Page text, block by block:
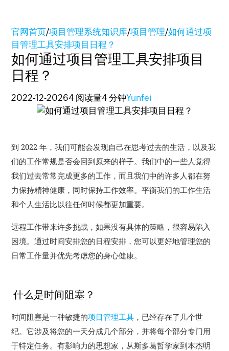
官网首页/项目管理系统知识库/项目管理/如何通过项
目管理工具安排项目日程？
如何通过项目管理工具安排项目
日程？
2022-12-20264 阅读量4 分钟Yunfei
到 2022 年，我们可能会发现自己在思考过去的生活，以及我
们的工作常规是否会回到原来的样子。我们中的一些人觉得
我们过去常常完成更多的工作，而且我们中的许多人都在努
力保持精神健康，同时保持工作效率。平衡我们的工作生活
和个人生活比以往任何时候都更加重要。
远程工作带来许多挑战，如果没有具体的策略，很容易陷入
困境。通过时间安排您的日程安排，您可以更好地管理您的
日常工作量并优先考虑您的身心健康。
什么是时间阻塞？
时间阻塞是一种敏捷的项目管理工具 ，已经存在了几个世
纪。它涉及将您的一天分成几个部分，并将每个部分专门用
于特定任务。有影响力的思想家，从斯多葛哲学家到本杰明